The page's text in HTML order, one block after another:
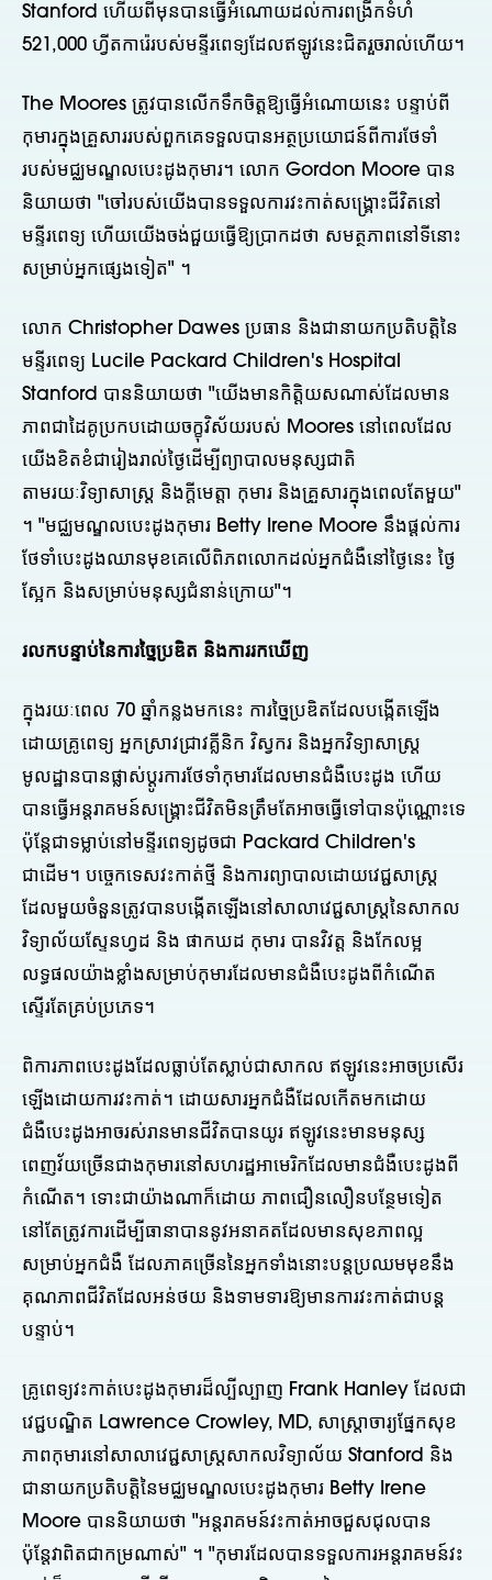
Stanford ហើយពីមុនបានធ្វើអំណោយដល់ការពង្រីកទំហំ
521,000 ហ្វីតការ៉េរបស់មន្ទីរពេទ្យដែលឥឡូវនេះជិតរួចរាល់ហើយ។
The Moores ត្រូវបានលើកទឹកចិត្តឱ្យធ្វើអំណោយនេះ បន្ទាប់ពី
កុមារក្នុងគ្រួសាររបស់ពួកគេទទួលបានអត្ថប្រយោជន៍ពីការថែទាំ
របស់មជ្ឈមណ្ឌលបេះដូងកុមារ។ លោក Gordon Moore បាន
និយាយថា "ចៅរបស់យើងបានទទួលការវះកាត់សង្គ្រោះជីវិតនៅ
មន្ទីរពេទ្យ ហើយយើងចង់ជួយធ្វើឱ្យប្រាកដថា សមត្ថភាពនៅទីនោះ
សម្រាប់អ្នកផ្សេងទៀត" ។
លោក Christopher Dawes ប្រធាន និងជានាយកប្រតិបត្តិនៃ
មន្ទីរពេទ្យ Lucile Packard Children's Hospital
Stanford បាននិយាយថា "យើងមានកិត្តិយសណាស់ដែលមាន
ភាពជាដៃគូប្រកបដោយចក្ខុវិស័យរបស់ Moores នៅពេលដែល
យើងខិតខំជារៀងរាល់ថ្ងៃដើម្បីព្យាបាលមនុស្សជាតិ
តាមរយៈវិទ្យាសាស្ត្រ និងក្តីមេត្តា កុមារ និងគ្រួសារក្នុងពេលតែមួយ"
។ "មជ្ឈមណ្ឌលបេះដូងកុមារ Betty Irene Moore នឹងផ្តល់ការ
ថែទាំបេះដូងឈានមុខគេលើពិភពលោកដល់អ្នកជំងឺនៅថ្ងៃនេះ ថ្ងៃ
ស្អែក និងសម្រាប់មនុស្សជំនាន់ក្រោយ"។
រលកបន្ទាប់នៃការច្នៃប្រឌិត និងការរកឃើញ
ក្នុងរយៈពេល 70 ឆ្នាំកន្លងមកនេះ ការច្នៃប្រឌិតដែលបង្កើតឡើង
ដោយគ្រូពេទ្យ អ្នកស្រាវជ្រាវគ្លីនិក វិស្វករ និងអ្នកវិទ្យាសាស្ត្រ
មូលដ្ឋានបានផ្លាស់ប្តូរការថែទាំកុមារដែលមានជំងឺបេះដូង ហើយ
បានធ្វើអន្តរាគមន៍សង្គ្រោះជីវិតមិនត្រឹមតែអាចធ្វើទៅបានប៉ុណ្ណោះទេ
ប៉ុន្តែជាទម្លាប់នៅមន្ទីរពេទ្យដូចជា Packard Children's
ជាដើម។ បច្ចេកទេសវះកាត់ថ្មី និងការព្យាបាលដោយវេជ្ជសាស្រ្ដ
ដែលមួយចំនួនត្រូវបានបង្កើតឡើងនៅសាលាវេជ្ជសាស្ត្រនៃសាកល
វិទ្យាល័យស្ទែនហ្វដ និង ផាកឃដ កុមារ បានវិវត្ត និងកែលម្អ
លទ្ធផលយ៉ាងខ្លាំងសម្រាប់កុមារដែលមានជំងឺបេះដូងពីកំណើត
ស្ទើរតែគ្រប់ប្រភេទ។
ពិការភាពបេះដូងដែលធ្លាប់តែស្លាប់ជាសាកល ឥឡូវនេះអាចប្រសើរ
ឡើងដោយការវះកាត់។ ដោយសារអ្នកជំងឺដែលកើតមកដោយ
ជំងឺបេះដូងអាចរស់រានមានជីវិតបានយូរ ឥឡូវនេះមានមនុស្ស
ពេញវ័យច្រើនជាងកុមារនៅសហរដ្ឋអាមេរិកដែលមានជំងឺបេះដូងពី
កំណើត។ ទោះជាយ៉ាងណាក៏ដោយ ភាពជឿនលឿនបន្ថែមទៀត
នៅតែត្រូវការដើម្បីធានាបាននូវអនាគតដែលមានសុខភាពល្អ
សម្រាប់អ្នកជំងឺ ដែលភាគច្រើននៃអ្នកទាំងនោះបន្តប្រឈមមុខនឹង
គុណភាពជីវិតដែលអន់ថយ និងទាមទារឱ្យមានការវះកាត់ជាបន្ត
បន្ទាប់។
គ្រូពេទ្យវះកាត់បេះដូងកុមារដ៏ល្បីល្បាញ Frank Hanley ដែលជា
វេជ្ជបណ្ឌិត Lawrence Crowley, MD, សាស្ត្រាចារ្យផ្នែកសុខ
ភាពកុមារនៅសាលាវេជ្ជសាស្ត្រសាកលវិទ្យាល័យ Stanford និង
ជានាយកប្រតិបត្តិនៃមជ្ឈមណ្ឌលបេះដូងកុមារ Betty Irene
Moore បាននិយាយថា "អន្តរាគមន៍វះកាត់អាចជួសជុលបាន
ប៉ុន្តែវាពិតជាកម្រណាស់" ។ "កុមារដែលបានទទួលការអន្តរាគមន៍វះ